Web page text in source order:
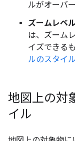
ルがオーバ
ズームレベ
は、ズーム
イズできる
ルのスタイ
地図上の対
イル